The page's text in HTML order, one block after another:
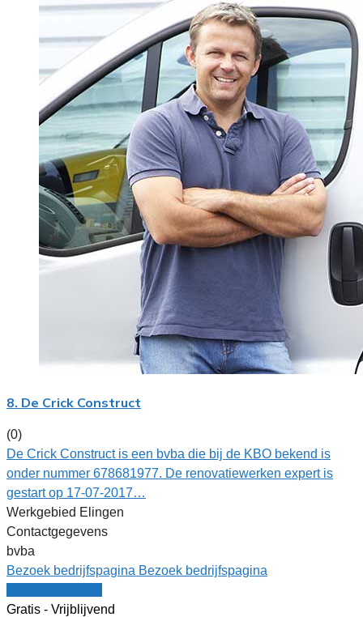
8. De Crick Construct
(0)
De Crick Construct is een bvba die bij de KBO bekend is
onder nummer 678681977. De renovatiewerken expert is
gestart op 17-07-2017…
Werkgebied Elingen
Contactgegevens
bvba
Bezoek bedrijfspagina Bezoek bedrijfspagina
Gratis - Vrijblijvend